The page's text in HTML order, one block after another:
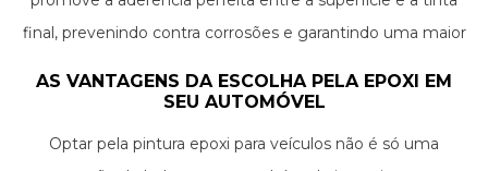
final, prevenindo contra corrosões e garantindo uma maior
processo de pintura e assegura que o resultado seja não
AS VANTAGENS DA ESCOLHA PELA EPOXI EM
SEU AUTOMÓVEL
Optar pela pintura epoxi para veículos não é só uma